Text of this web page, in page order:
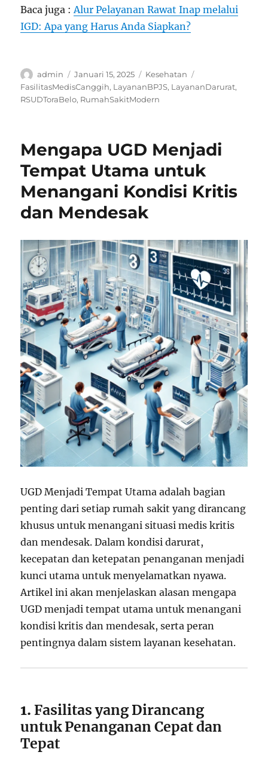
Baca juga : Alur Pelayanan Rawat Inap melalui
IGD: Apa yang Harus Anda Siapkan?
Author
admin
Posted
on
Januari 15, 2025 Categories
Kesehatan
FasilitasMedisCanggih, LayananBPJS, LayananDarurat,
RSUDToraBelo, RumahSakitModern
Mengapa UGD Menjadi
Tempat Utama untuk
Menangani Kondisi Kritis
dan Mendesak
UGD Menjadi Tempat Utama adalah bagian
penting dari setiap rumah sakit yang dirancang
khusus untuk menangani situasi medis kritis
dan mendesak. Dalam kondisi darurat,
kecepatan dan ketepatan penanganan menjadi
kunci utama untuk menyelamatkan nyawa.
Artikel ini akan menjelaskan alasan mengapa
UGD menjadi tempat utama untuk menangani
kondisi kritis dan mendesak, serta peran
pentingnya dalam sistem layanan kesehatan.
1.Fasilitas yang Dirancang
untuk Penanganan Cepat dan
Tepat